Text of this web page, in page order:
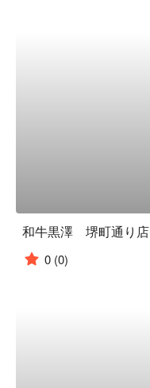
和牛黒澤 堺町通り店
0 (0)